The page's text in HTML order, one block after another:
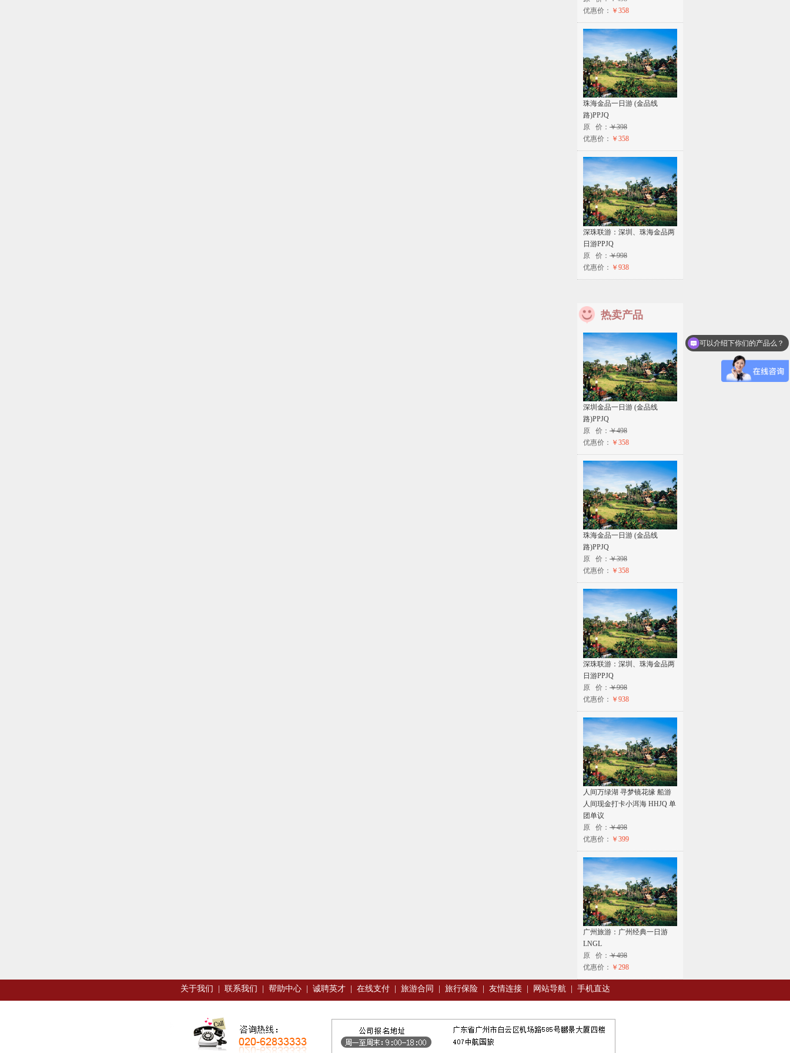
优惠价： ￥358
珠海金品一日游 (金品线
路)PPJQ
原 价： ￥398
优惠价： ￥358
深珠联游：深圳、珠海金品两
日游PPJQ
原 价： ￥998
优惠价： ￥938
热卖产品
深圳金品一日游 (金品线
路)PPJQ
原 价： ￥498
优惠价： ￥358
珠海金品一日游 (金品线
路)PPJQ
原 价： ￥398
优惠价： ￥358
深珠联游：深圳、珠海金品两
日游PPJQ
原 价： ￥998
优惠价： ￥938
人间万绿湖 寻梦镜花缘 船游
人间现金打卡小洱海 HHJQ 单
团单议
原 价： ￥498
优惠价： ￥399
广州旅游：广州经典一日游
LNGL
原 价： ￥498
优惠价： ￥298
关于我们 联系我们 帮助中心 诚聘英才 在线支付 旅游合同 旅行保险 友情连接 网站导航 手机直达
可以介绍下你们的产品么？